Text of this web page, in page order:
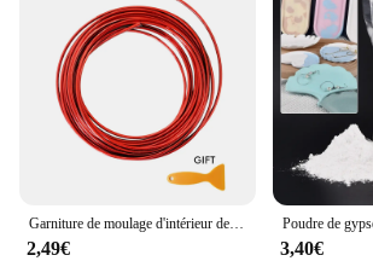
Garniture de moulage d'intérieur de voiture, 5M/3M/1M, garniture de voiture rouge, insertion de décoration en PVC, ligne décorative de voiture
2,49€ 3,40€